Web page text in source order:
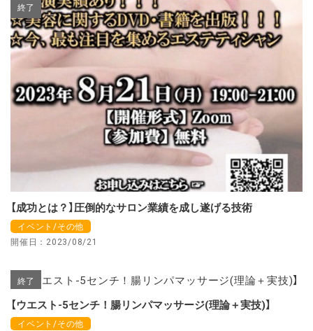
終了
【成功とは？】圧倒的なサロン業績を成し遂げる技術
イベント/その他
開催日：2023/08/21
終了
【ウエスト-5センチ！腸リンパマッサージ(理論＋実技)】
イベント/その他